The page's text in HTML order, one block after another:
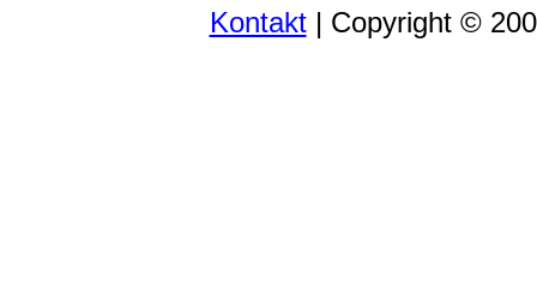
Kontakt| Copyright ©